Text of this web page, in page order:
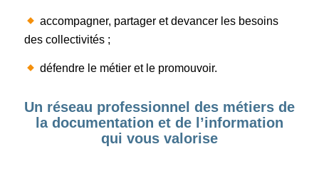
accompagner, partager et devancer les besoins
des collectivités ;
défendre le métier et le promouvoir.
Un réseau professionnel des métiers de
la documentation et de l’information
qui vous valorise